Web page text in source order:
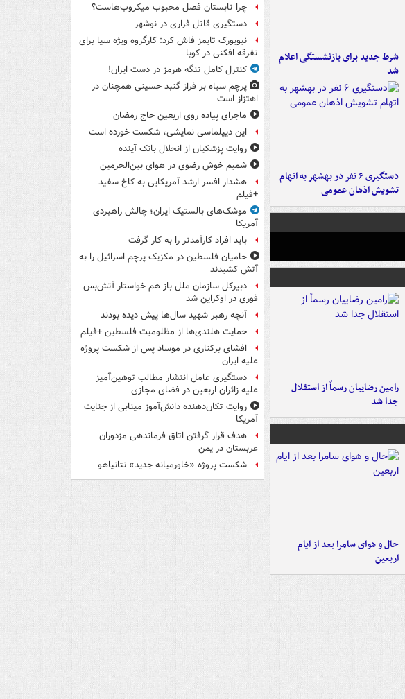
شرط جدید برای بازنشستگی اعلام
شد
دستگیری ۶ نفر در بهشهر به اتهام
تشویش اذهان عمومی
رامین رضاییان رسماً از استقلال
جدا شد
حال و هوای سامرا بعد از ایام
اربعین
چرا تابستان فصل محبوب میکروب‌هاست؟
دستگیری قاتل فراری در نوشهر
نیویورک تایمز فاش کرد: کارگروه ویژه سیا برای
تفرقه افکنی در کوبا
کنترل کامل تنگه هرمز در دست ایران!
پرچم سیاه بر فراز گنبد حسینی همچنان در
اهتزاز است
ماجرای پیاده روی اربعین حاج رمضان
این دیپلماسی نمایشی، شکست خورده است
روایت پزشکیان از انحلال بانک آینده
شمیم خوش رضوی در هوای بین‌الحرمین
هشدار افسر ارشد آمریکایی به کاخ سفید
+فیلم
موشک‌های بالستیک ایران؛ چالش راهبردی
آمریکا
باید افراد کارآمدتر را به کار گرفت
حامیان فلسطین در مکزیک پرچم اسرائیل را به
آتش کشیدند
دبیرکل سازمان ملل باز هم خواستار آتش‌بس
فوری در اوکراین شد
آنچه رهبر شهید سال‌ها پیش دیده بودند
حمایت هلندی‌ها از مظلومیت فلسطین +فیلم
افشای برکناری در موساد پس از شکست پروژه
علیه ایران
دستگیری عامل انتشار مطالب توهین‌آمیز
علیه زائران اربعین در فضای مجازی
روایت تکان‌دهنده دانش‌آموز مینابی از جنایت
آمریکا
هدف قرار گرفتن اتاق‌ فرماندهی مزدوران
عربستان در یمن
شکست پروژه «خاورمیانه جدید» نتانیاهو